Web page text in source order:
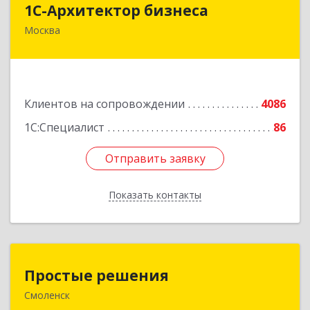
1С-Архитектор бизнеса
Москва
Клиентов на сопровождении
4086
1С:Специалист
86
Отправить заявку
Показать контакты
115114, Москва г, Кожевнический 2-й пер, дом
Отправить заявку
Назад
Простые решения
Смоленск
214015, Смоленская обл, Смоленск г, Большая